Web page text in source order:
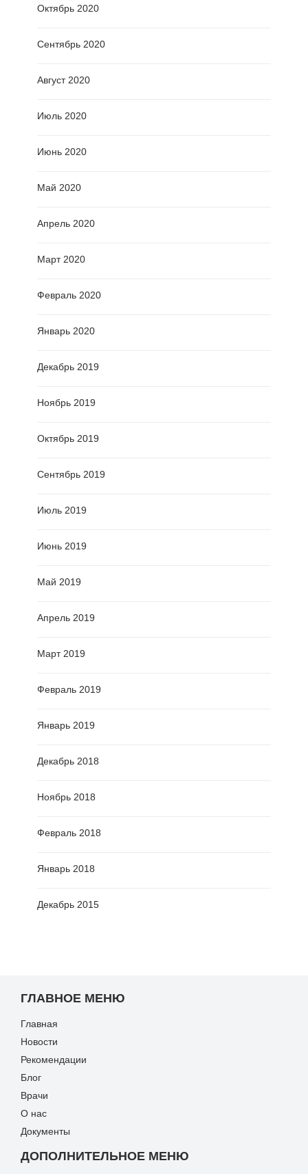
Октябрь 2020
Сентябрь 2020
Август 2020
Июль 2020
Июнь 2020
Май 2020
Апрель 2020
Март 2020
Февраль 2020
Январь 2020
Декабрь 2019
Ноябрь 2019
Октябрь 2019
Сентябрь 2019
Июль 2019
Июнь 2019
Май 2019
Апрель 2019
Март 2019
Февраль 2019
Январь 2019
Декабрь 2018
Ноябрь 2018
Февраль 2018
Январь 2018
Декабрь 2015
ГЛАВНОЕ МЕНЮ
Главная
Новости
Рекомендации
Блог
Врачи
О нас
Документы
ДОПОЛНИТЕЛЬНОЕ МЕНЮ